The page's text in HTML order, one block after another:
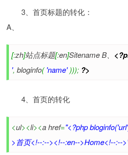
3、首页标题的转化：
A、
[:zh]站点标题[:en]Sitename B、
', bloginfo( 'name' ))); ?>
4、首页的转化
<ul><li><a href="<?php
>首页<!--:--><!--:en-->Home<!--:--